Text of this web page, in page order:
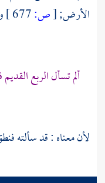
الأرض;[ص:
ألم تسأل الربع
لأن معناه : قد سألته